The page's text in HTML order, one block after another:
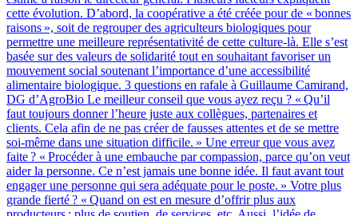
cette évolution. D’abord, la coopérative a été créée pour de « bonnes
raisons », soit de regrouper des agriculteurs biologiques pour
permettre une meilleure représentativité de cette culture-là. Elle s’est
basée sur des valeurs de solidarité tout en souhaitant favoriser un
mouvement social soutenant l’importance d’une accessibilité
alimentaire biologique. 3 questions en rafale à Guillaume Camirand,
DG d’AgroBio Le meilleur conseil que vous ayez reçu ? « Qu’il
faut toujours donner l’heure juste aux collègues, partenaires et
clients. Cela afin de ne pas créer de fausses attentes et de se mettre
soi-même dans une situation difficile. » Une erreur que vous avez
faite ? « Procéder à une embauche par compassion, parce qu’on veut
aider la personne. Ce n’est jamais une bonne idée. Il faut avant tout
engager une personne qui sera adéquate pour le poste. » Votre plus
grande fierté ? « Quand on est en mesure d’offrir plus aux